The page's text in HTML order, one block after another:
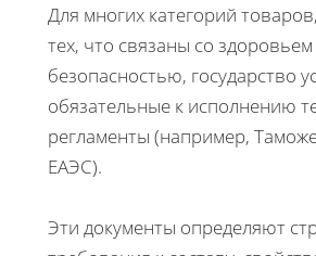
Для многих категорий
тех, что связаны со
безопасностью, государство
обязательные к исполнению
регламенты (например,
ЕАЭС).
Эти документы определяют